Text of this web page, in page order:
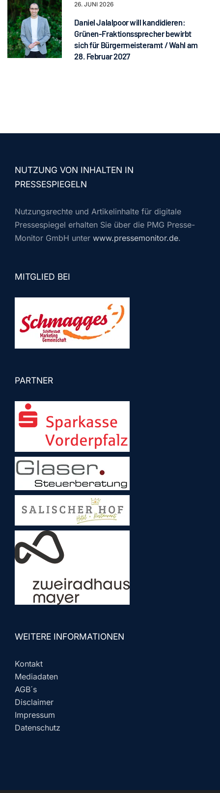
26. JUNI 2026
Daniel Jalalpoor will kandidieren:
Grünen-Fraktionssprecher bewirbt
sich für Bürgermeisteramt / Wahl am
28. Februar 2027
NUTZUNG VON INHALTEN IN
PRESSESPIEGELN
Nutzungsrechte und Artikelinhalte für digitale
Pressespiegel erhalten Sie über die PMG Presse-
Monitor GmbH unter www.pressemonitor.de.
MITGLIED BEI
PARTNER
WEITERE INFORMATIONEN
Kontakt
Mediadaten
AGB´s
Disclaimer
Impressum
Datenschutz